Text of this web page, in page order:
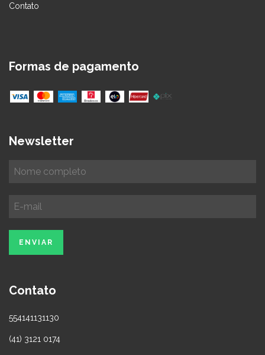
Contato
Formas de pagamento
Newsletter
Contato
554141131130
(41) 3121 0174